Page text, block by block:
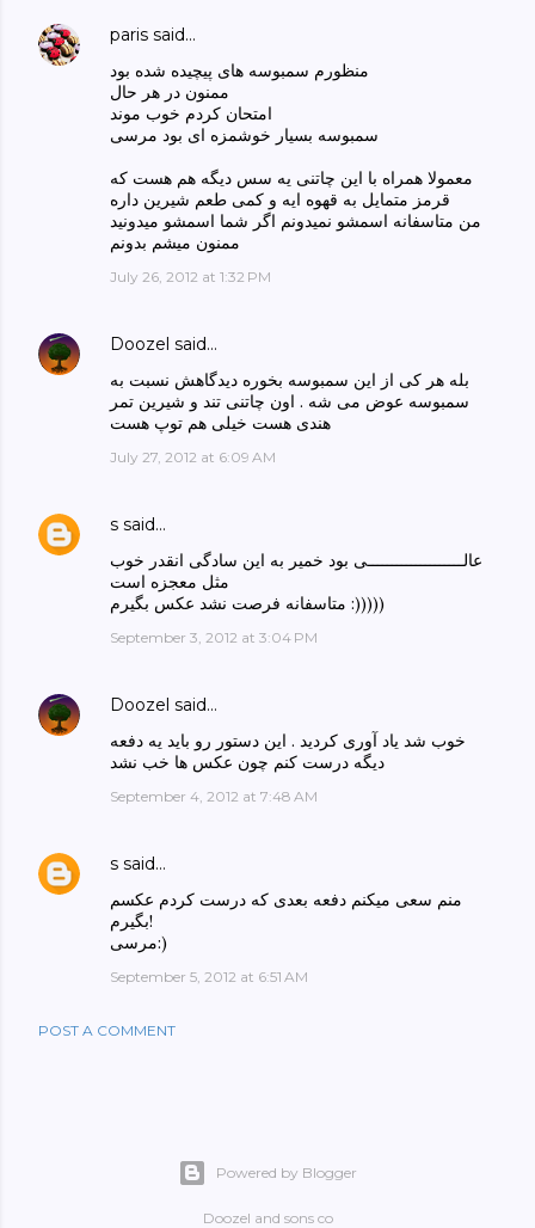
paris said…
منظورم سمبوسه های پیچیده شده بود
ممنون در هر حال
امتحان کردم خوب موند
سمبوسه بسیار خوشمزه ای بود مرسی
معمولا همراه با این چاتنی یه سس دیگه هم هست که
قرمز متمایل به قهوه ایه و کمی طعم شیرین داره
من متاسفانه اسمشو نمیدونم اگر شما اسمشو میدونید
ممنون میشم بدونم
July 26, 2012 at 1:32 PM
Doozel said…
بله هر کی از این سمبوسه بخوره دیدگاهش نسبت به
سمبوسه عوض می شه . اون چاتنی تند و شیرین تمر
هندی هست خیلی هم توپ هست
July 27, 2012 at 6:09 AM
s said…
عالــــــــــــــــــــی بود خمیر به این سادگی انقدر خوب
مثل معجزه است
متاسفانه فرصت نشد عکس بگیرم :)))))
September 3, 2012 at 3:04 PM
Doozel said…
خوب شد یاد آوری کردید . این دستور رو باید یه دفعه
دیگه درست کنم چون عکس ها خب نشد
September 4, 2012 at 7:48 AM
s said…
منم سعی میکنم دفعه بعدی که درست کردم عکسم
بگیرم!
مرسی:)
September 5, 2012 at 6:51 AM
POST A COMMENT
Powered by Blogger
Doozel and sons co